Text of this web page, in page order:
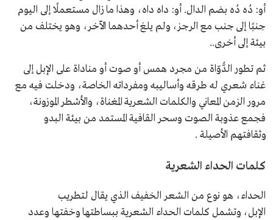
أو: دُه دُه بضم الدال. أو: داه داه، وهذا ما زال مستعملًا إلى اليوم
جنبًا إلى جنب مع الرجز، ولم يلغ أحدهما الآخر، وهو يختلف من
بيئة إلى أخرى..
ثم تطور الدُّوّاة من مجرد همس أو صوت أو مناداة على الإبل إلى
غناء شعري له طرقه وأساليبه ومفرداته الخاصة، ودخلت فيه مع
مرور الزمن المعاني والكلمات الشعرية المغناة، والأشطر الموزونة،
فجمع عذوبة الصوت وسحر القافية المستمد من بيئة البدو
وثقافتهم الأصيلة .
كلمات الحداء الشعرية
الحداء، هو نوع من الشعر الخفيف الذي يقال لتطريب
الإبل، وتشمل كلمات الحداء الشعرية ببساطتها وخفتها وعدد